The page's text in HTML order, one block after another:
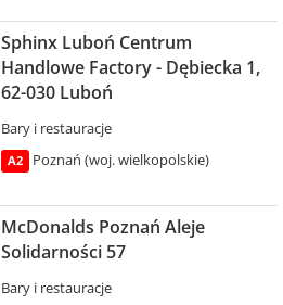
Sphinx Luboń Centrum
Handlowe Factory - Dębiecka 1,
62-030 Luboń
Bary i restauracje
A2 Poznań (woj. wielkopolskie)
McDonalds Poznań Aleje
Solidarności 57
Bary i restauracje